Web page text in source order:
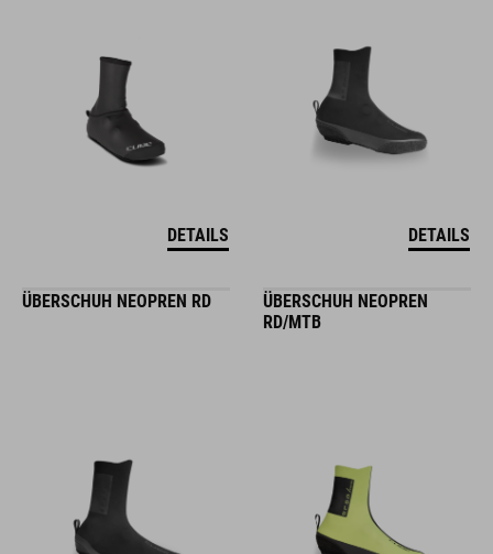
DETAILS DETAILS
ÜBERSCHUH NEOPREN RD
ÜBERSCHUH NEOPREN
RD/MTB